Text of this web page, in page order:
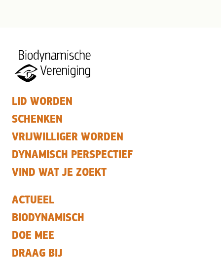
LID WORDEN
SCHENKEN
VRIJWILLIGER WORDEN
DYNAMISCH PERSPECTIEF
VIND WAT JE ZOEKT
ACTUEEL
BIODYNAMISCH
DOE MEE
DRAAG BIJ